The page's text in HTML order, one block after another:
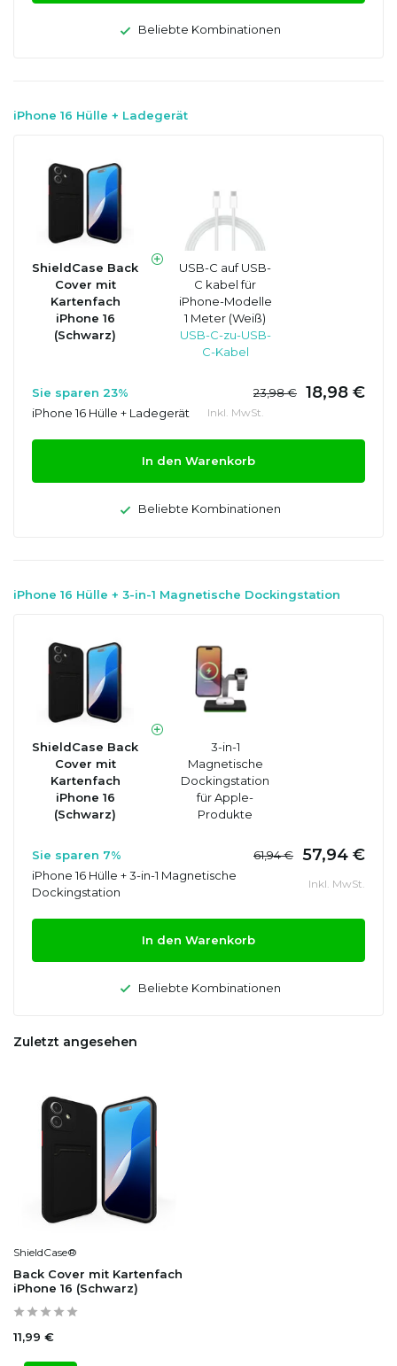
Beliebte Kombinationen
iPhone 16 Hülle + Ladegerät
ShieldCase Back
Cover mit
Kartenfach
iPhone 16
(Schwarz)
USB-C auf USB-
C kabel für
iPhone-Modelle
1 Meter (Weiß)
USB-C-zu-USB-
C-Kabel
Sie sparen 23% 23,98 € 18,98 €
iPhone 16 Hülle + Ladegerät Inkl. MwSt.
In den Warenkorb
Beliebte Kombinationen
iPhone 16 Hülle + 3-in-1 Magnetische Dockingstation
ShieldCase Back
Cover mit
Kartenfach
iPhone 16
(Schwarz)
3-in-1
Magnetische
Dockingstation
für Apple-
Produkte
Sie sparen 7% 61,94 € 57,94 €
iPhone 16 Hülle + 3-in-1 Magnetische
Dockingstation
Inkl. MwSt.
In den Warenkorb
Beliebte Kombinationen
Zuletzt angesehen
ShieldCase®
Back Cover mit Kartenfach
iPhone 16 (Schwarz)
11,99 €